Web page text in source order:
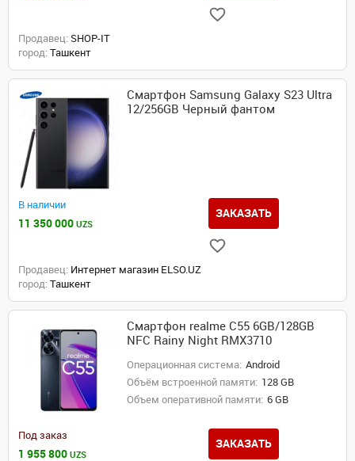
Продавец: SHOP-IT
город: Ташкент
Смартфон Samsung Galaxy S23 Ultra
12/256GB Черный фантом
В наличии
11 350 000 UZS
ЗАКАЗАТЬ
Продавец: Интернет магазин ELSO.UZ
город: Ташкент
Смартфон realme C55 6GB/128GB
NFC Rainy Night RMX3710
Операционная система: Android
Объём встроенной памяти: 128 GB
Объем оперативной памяти: 6 GB
Под заказ
1 955 800 UZS
ЗАКАЗАТЬ